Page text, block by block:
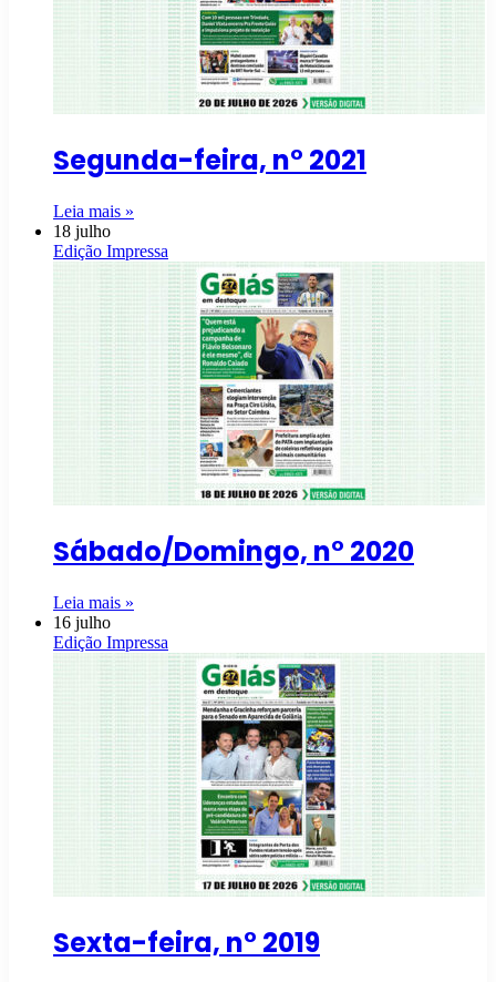
Segunda-feira, n° 2021
Leia mais »
18 julho
Edição Impressa
Sábado/Domingo, n° 2020
Leia mais »
16 julho
Edição Impressa
Sexta-feira, n° 2019